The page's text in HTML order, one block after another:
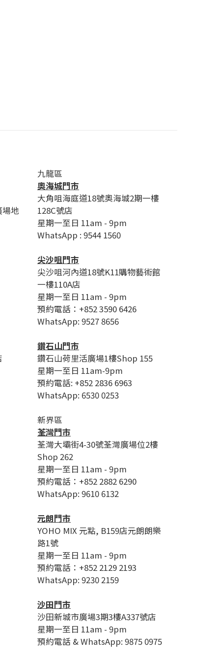
地
九龍區
奧海城門市
大角咀海庭道18號奧海城2期一樓
128C號店
星期一至日 11am - 9pm
WhatsApp : 9544 1560
尖沙咀門市
尖沙咀河內道18號K11購物藝術館
一樓110A店
星期一至日 11am - 9pm
預約電話：+852 3590 6426
WhatsApp: 9527 8656
鑽石山門市
鑽石山荷里活廣場1樓Shop 155
星期一至日 11am-9pm
預約電話: +852 2836 6963
WhatsApp: 6530 0253
新界區
荃灣門市
荃灣大壩街4-30號荃灣廣場位2樓
Shop 262
星期一至日 11am - 9pm
預約電話：+852 2882 6290
WhatsApp: 9610 6132
元朗門市
YOHO MIX 元點, B159店元朗朗樂
路1號
星期一至日 11am - 9pm
預約電話：+852 2129 2193
WhatsApp: 9230 2159
沙田門市
沙田新城市廣場3期3樓A337號店
星期一至日 11am - 9pm
預約電話 & WhatsApp: 9875 0975